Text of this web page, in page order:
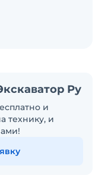
Ру
и
технику, и